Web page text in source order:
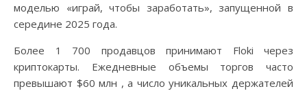
моделью «играй, чтобы заработать», запущенной в
середине 2025 года.
Более 1 700 продавцов принимают Floki через
криптокарты. Ежедневные объемы торгов часто
превышают $60 млн , а число уникальных держателей